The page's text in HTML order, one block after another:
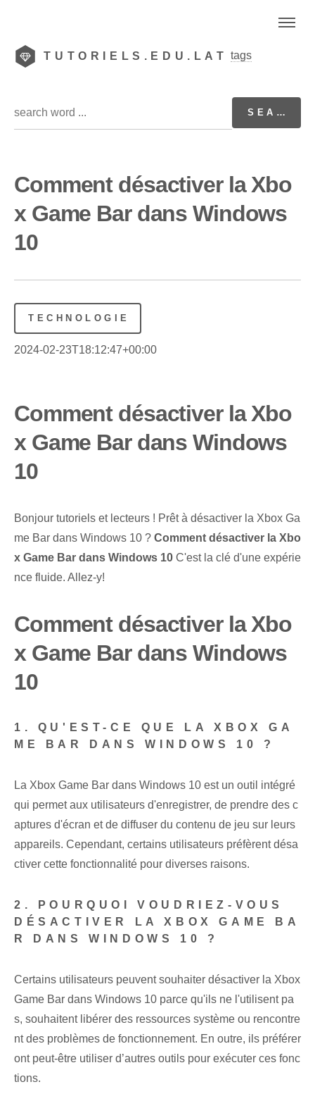
TUTORIELS.EDU.LAT tags
Comment désactiver la Xbo
x Game Bar dans Windows
10
TECHNOLOGIE
2024-02-23T18:12:47+00:00
Comment désactiver la Xbo
x Game Bar dans Windows
10
Bonjour tutoriels et lecteurs ! Prêt à désactiver la Xbox Ga
me Bar dans Windows 10 ? Comment désactiver la Xbo
x Game Bar dans Windows 10 C'est la clé d'une expérie
nce fluide. Allez-y!
Comment désactiver la Xbo
x Game Bar dans Windows
10
1. QU'EST-CE QUE LA XBOX GA
ME BAR DANS WINDOWS 10 ?
La Xbox Game Bar dans Windows 10 est un outil intégré
qui permet aux utilisateurs d'enregistrer, de prendre des c
aptures d'écran et de diffuser du contenu de jeu sur leurs
appareils. Cependant, certains utilisateurs préfèrent désa
ctiver cette fonctionnalité pour diverses raisons.
2. POURQUOI VOUDRIEZ-VOUS
DÉSACTIVER LA XBOX GAME BA
R DANS WINDOWS 10 ?
Certains utilisateurs peuvent souhaiter désactiver la Xbox
Game Bar dans Windows 10 parce qu'ils ne l'utilisent pa
s, souhaitent libérer des ressources système ou rencontre
nt des problèmes de fonctionnement. En outre, ils préférer
ont peut-être utiliser d’autres outils pour exécuter ces fonc
tions.